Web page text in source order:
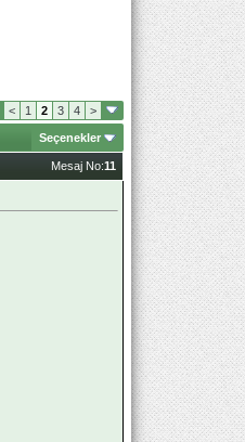
< 1 2 3 4
>
Seçenekler
Mesaj No:11